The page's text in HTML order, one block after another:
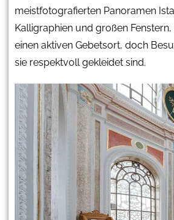
meistfotografierten Panoramen
Kalligraphien und großen
einen aktiven Gebetsort, doch
sie respektvoll gekleidet sind.